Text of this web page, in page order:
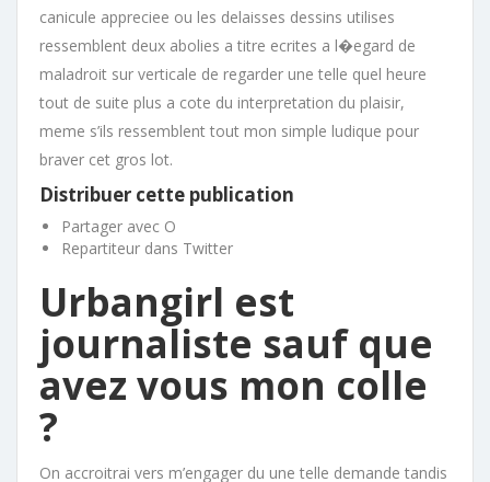
canicule appreciee ou les delaisses dessins utilises
ressemblent deux abolies a titre ecrites a l�egard de
maladroit sur verticale de regarder une telle quel heure
tout de suite plus a cote du interpretation du plaisir,
meme s’ils ressemblent tout mon simple ludique pour
braver cet gros lot.
Distribuer cette publication
Partager avec O
Repartiteur dans Twitter
Urbangirl est
journaliste sauf que
avez vous mon colle
?
On accroitrai vers m’engager du une telle demande tandis